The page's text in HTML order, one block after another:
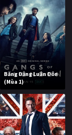
Băng Đảng Luân Đôn
(Mùa 1)